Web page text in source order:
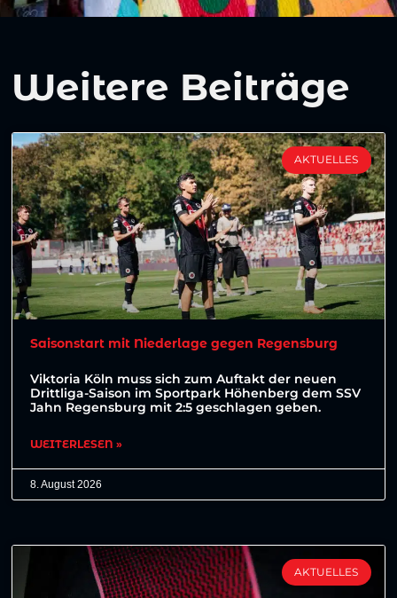
Weitere Beiträge
AKTUELLES
Saisonstart mit Niederlage gegen Regensburg
Viktoria Köln muss sich zum Auftakt der neuen
Drittliga-Saison im Sportpark Höhenberg dem SSV
Jahn Regensburg mit 2:5 geschlagen geben.
WEITERLESEN »
8. August 2026
AKTUELLES